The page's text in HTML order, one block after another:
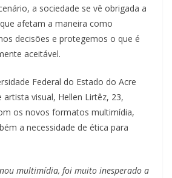
a sociedade se vê obrigada a
afetam a maneira como
decisões e protegemos o que é
aceitável.
Federal do Estado do Acre
visual, Hellen Lirtêz, 23,
os novos formatos multimídia,
a necessidade de ética para
multimídia, foi muito inesperado a